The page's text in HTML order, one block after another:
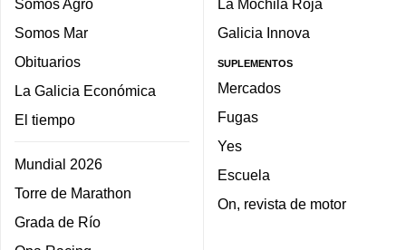
Somos Agro
Somos Mar
Obituarios
La Galicia Económica
El tiempo
Mundial 2026
Torre de Marathon
Grada de Río
La Mochila Roja
Galicia Innova
SUPLEMENTOS
Mercados
Fugas
Yes
Escuela
On, revista de motor